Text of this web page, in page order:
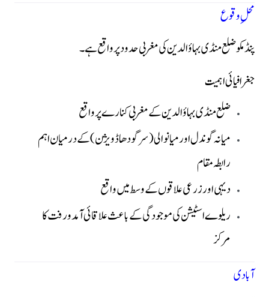
محلِ وقوع
پنڈ مکو ضلع منڈی بہاؤالدین کی مغربی حدود پر واقع ہے۔
جغرافیائی اہمیت
ضلع منڈی بہاؤالدین کے مغربی کنارے پر واقع
میانہ گوندل اور میانوالی (سرگودھا ڈویژن) کے درمیان اہم
رابطہ مقام
دیہی اور زرعی علاقوں کے وسط میں واقع
ریلوے اسٹیشن کی موجودگی کے باعث علاقائی آمدورفت کا
مرکز
آبادی